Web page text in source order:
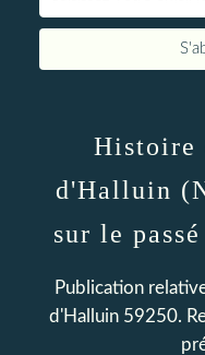
Histoire
d'Halluin
sur le
Publication
d'Halluin 59250.